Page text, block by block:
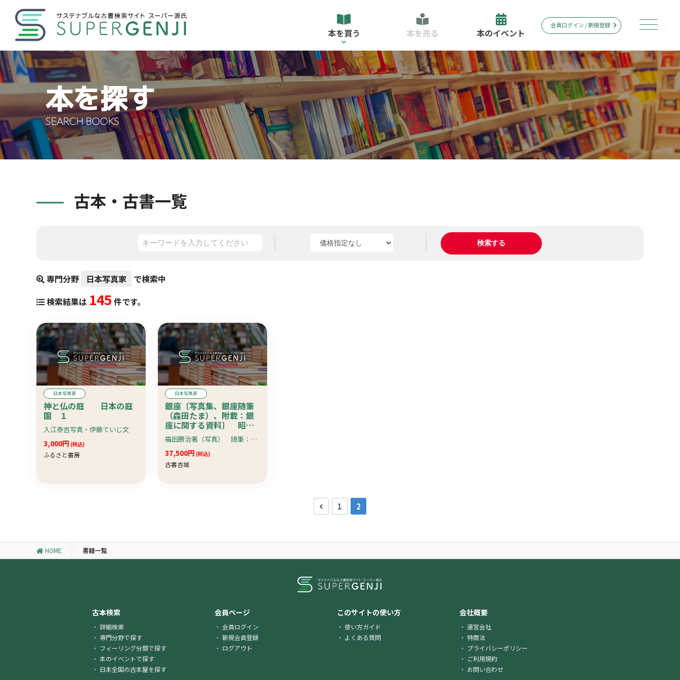
本を買う 本を売る 本のイベント
会員ログイン / 新規登録
本を探す
SEARCH BOOKS
古本・古書一覧
専門分野 日本写真家
で検索中
検索結果は 145 件です。
日本写真家
神と仏の庭 日本の庭
園 １
入江泰吉写真・伊藤ていじ文
3,000円 (税込)
ふるさと書房
日本写真家
銀座〔写真集、銀座随筆
（森田たま）、附載：銀
座に関する資料〕 昭和
16年版 カバ付 珍本 福田勝治著（写真） 随筆：森田たま 装丁：河野鷹思
37,500円 (税込)
古書杏城
1 2
HOME 書籍一覧
古本検索
詳細検索
専門分野で探す
フィーリング分類で探す
本のイベントで探す
日本全国の古本屋を探す
会員ページ
会員ログイン
新規会員登録
ログアウト
このサイトの使い方
使い方ガイド
よくある質問
会社概要
運営会社
特商法
プライバシーポリシー
ご利用規約
お問い合わせ